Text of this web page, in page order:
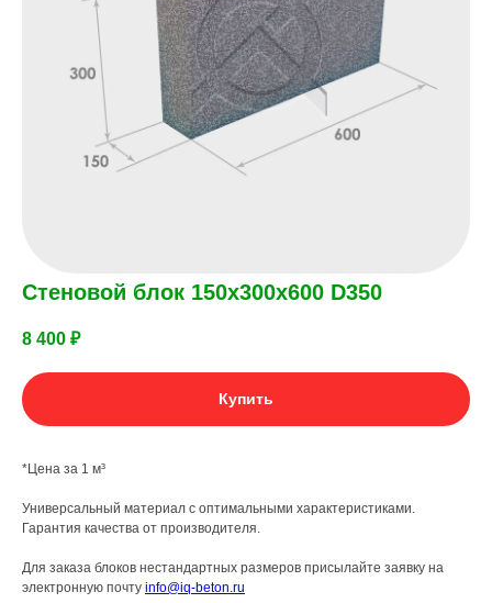
Стеновой блок 150x300x600 D350
8 400 ₽
Купить
*Цена за 1 м³
Универсальный материал с оптимальными характеристиками.
Гарантия качества от производителя.
Для заказа блоков нестандартных размеров присылайте заявку на
электронную почту info@iq-beton.ru